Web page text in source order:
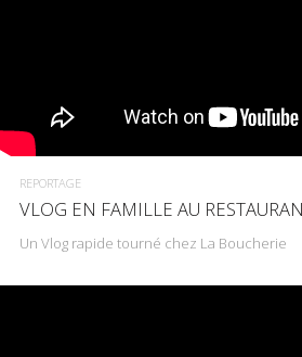
REPORTAGE
VLOG EN FAMILLE AU
Un Vlog rapide tourné chez La Boucherie